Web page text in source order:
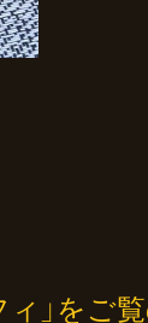
ィ」をご